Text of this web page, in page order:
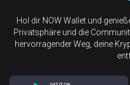
Hol dir NOW Wallet und
Privatsphäre und die
hervorragender Weg, deine